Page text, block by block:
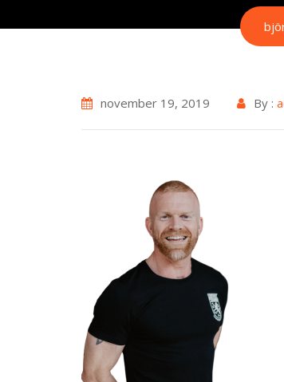
november 19, 2019 By :